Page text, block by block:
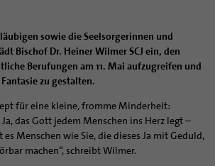
Hochzeitzum Sterben?
und Kunst im Bistum Hildesheim
| Einsatz gegen Diskriminierung
Philosophie Hannover
der Bolivienpartnerschaft
- schöpfungsgerecht
und Einrichtungen
Ruhestand
sowie die Seelsorgerinnen und
Bischof Dr. Heiner Wilmer SCJ ein, den
Berufungen am 11. Mai aufzugreifen und
zu gestalten.
für eine kleine, fromme Minderheit:
das Gott jedem Menschen ins Herz legt –
Menschen wie Sie, die dieses Ja mit Geduld,
machen“, schreibt Wilmer.